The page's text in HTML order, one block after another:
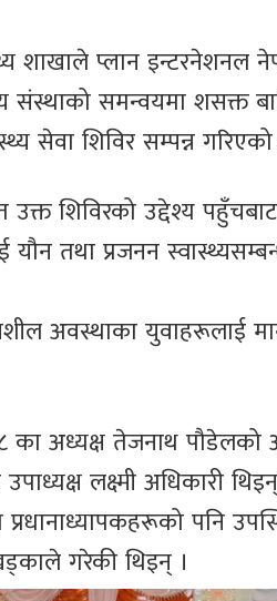
शाखाले प्लान इन्टरनेशनल
संस्थाको समन्वयमा शसक्त
सेवा शिविर सम्पन्न
शिविरको उद्देश्य
तथा प्रजनन
अवस्थाका युवाहरूलाई
अध्यक्ष तेजनाथ पौडेलको
लक्ष्मी अधिकारी
पनि
गरेकी थिइन् ।